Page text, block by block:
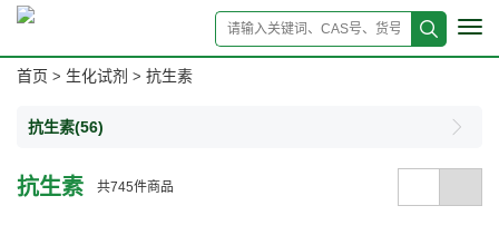
首页 > 生化试剂 > 抗生素
抗生素(56)
抗生素 共745件商品